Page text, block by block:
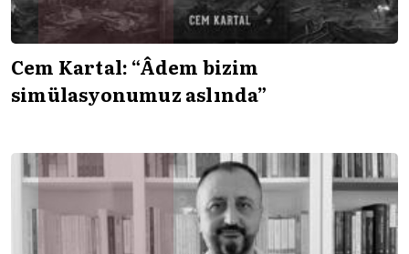
Cem Kartal: “Âdem bizim
simülasyonumuz aslında”